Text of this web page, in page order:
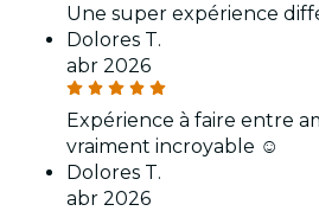
Une super expérience
Dolores T.
abr 2026
Expérience à faire entre
vraiment incroyable ☺️
Dolores T.
abr 2026